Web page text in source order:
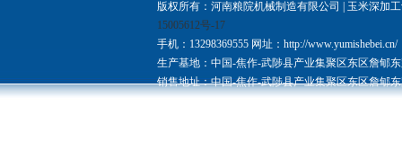
版权所有：河南粮院机械制造有限公司 | 玉米深加
15005612号-17
手机：13298369555 网址：http://www.yumishebei.cn/
生产基地：中国-焦作-武陟县产业集聚区东区詹郇
销售地址：中国-焦作-武陟县产业集聚区东区詹郇